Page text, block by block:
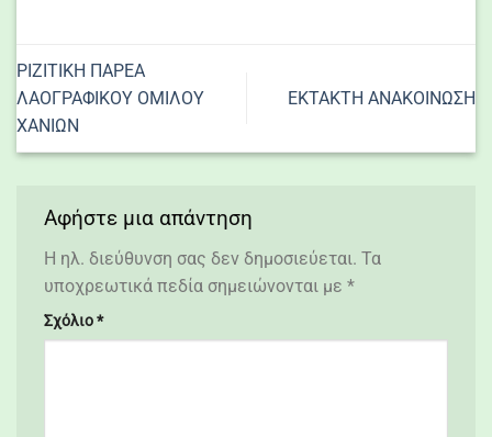
ΡΙΖΙΤΙΚΗ ΠΑΡΕΑ
ΛΑΟΓΡΑΦΙΚΟΥ ΟΜΙΛΟΥ
ΧΑΝΙΩΝ
ΕΚΤΑΚΤΗ ΑΝΑΚΟΙΝΩΣΗ
Αφήστε μια απάντηση
Η ηλ. διεύθυνση σας δεν δημοσιεύεται. Τα
υποχρεωτικά πεδία σημειώνονται με *
Σχόλιο*